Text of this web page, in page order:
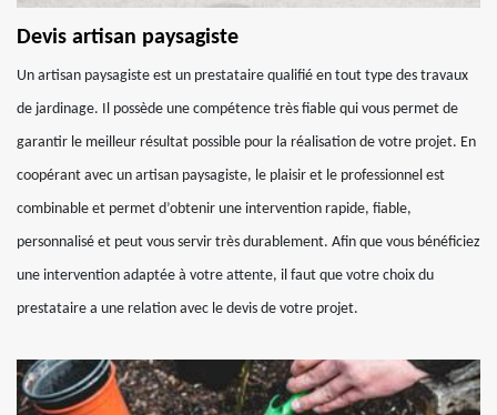
Devis artisan paysagiste
Un artisan paysagiste est un prestataire qualifié en tout type des travaux
de jardinage. Il possède une compétence très fiable qui vous permet de
garantir le meilleur résultat possible pour la réalisation de votre projet. En
coopérant avec un artisan paysagiste, le plaisir et le professionnel est
combinable et permet d’obtenir une intervention rapide, fiable,
personnalisé et peut vous servir très durablement. Afin que vous bénéficiez
une intervention adaptée à votre attente, il faut que votre choix du
prestataire a une relation avec le devis de votre projet.